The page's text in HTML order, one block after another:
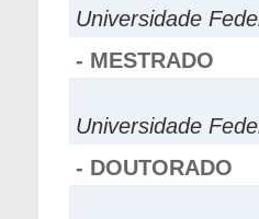
Universidade
- MESTRADO
Universidade
- DOUTORADO